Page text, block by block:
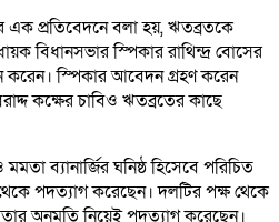
এক প্রতিবেদনে বলা হয়, ঋতব্রতকে
বিধানসভার স্পিকার রাথিন্দ্র বোসের
স্পিকার আবেদন গ্রহণ করেন
কক্ষের চাবিও ঋতব্রতের কাছে
ব্যানার্জির ঘনিষ্ঠ হিসেবে পরিচিত
পদত্যাগ করেছেন। দলটির পক্ষ থেকে
অনুমতি নিয়েই পদত্যাগ করেছেন।